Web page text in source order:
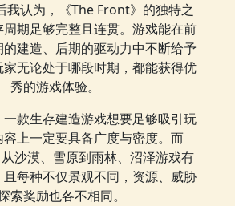
我认为，《The Front》的独特之
期足够完整且连贯。游戏能在前
建造、后期的驱动力中不断给予
无论处于哪段时期，都能获得优
秀的游戏体验。
款生存建造游戏想要足够吸引玩
上一定要具备广度与密度。而
沙漠、雪原到雨林、沼泽游戏有
每种不仅景观不同，资源、威胁
索奖励也各不相同。